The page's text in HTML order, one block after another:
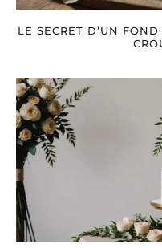
LE SECRET D’UN